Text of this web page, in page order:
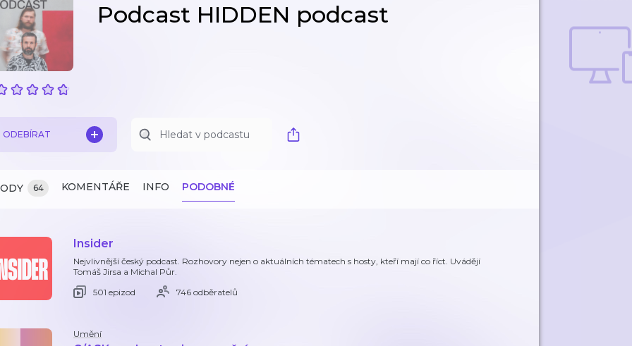
Podcast HIDDEN podcast
ODEBÍRAT
64 KOMENTÁŘE INFO PODOBNÉ
Insider
Nejvlivnější český podcast. Rozhovory nejen o aktuálních tématech s hosty, kteří mají co říct. Uvádějí
Tomáš Jirsa a Michal Půr.
501 epizod
746 odběratelů
Umění